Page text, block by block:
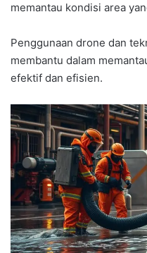
memantau kondisi area
Penggunaan drone dan
membantu dalam
efektif dan efisien.